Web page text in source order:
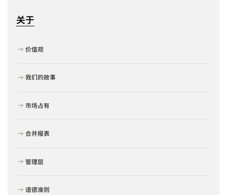
关于
价值观
我们的故事
市场占有
合并报表
管理层
道德准则